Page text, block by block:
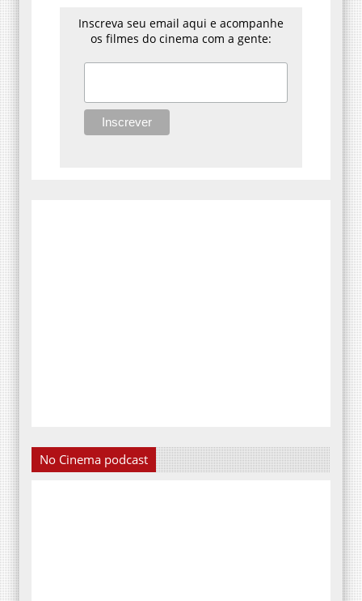
Inscreva seu email aqui e acompanhe
os filmes do cinema com a gente:
No Cinema podcast